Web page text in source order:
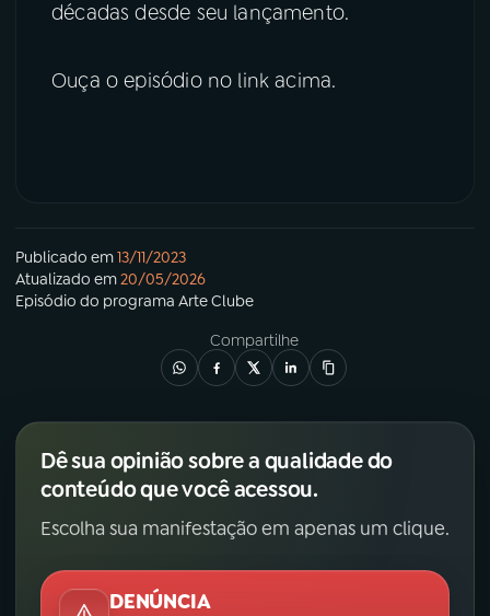
décadas desde seu lançamento.
Ouça o episódio no link acima.
Publicado em13/11/2023
Atualizado em20/05/2026
Episódio do programa Arte Clube
Compartilhe
Dê sua opinião sobre a qualidade do
conteúdo que você acessou.
Escolha sua manifestação em apenas um clique.
DENÚNCIA